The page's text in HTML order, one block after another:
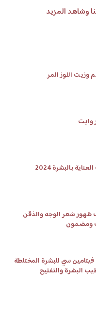
وشاهد المزيد
اللوز المر
وايت
بالبشرة 2024
شعر الوجه والذقن
ومضمون
فيتامين سي للبشرة المختلطة
البشرة والتفتيح